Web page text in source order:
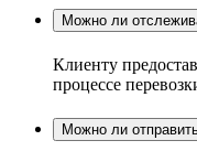
Можно ли
Клиенту
процессе
Можно ли